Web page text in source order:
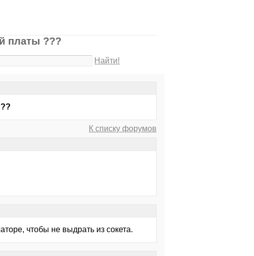
платы ???
Найти!
К списку форумов
чтобы не выдрать из сокета.